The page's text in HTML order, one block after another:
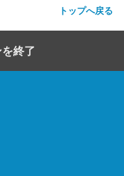
トップへ戻る
終了